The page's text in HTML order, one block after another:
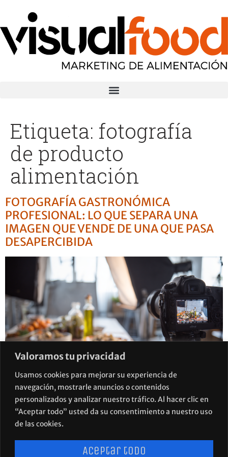
Valoramos tu privacidad
Usamos cookies para mejorar su experiencia de
navegación, mostrarle anuncios o contenidos
personalizados y analizar nuestro tráfico. Al hacer clic en
“Aceptar todo” usted da su consentimiento a nuestro uso
de las cookies.
Aceptar todo
Etiqueta: fotografía
de producto
alimentación
FOTOGRAFÍA GASTRONÓMICA
PROFESIONAL: LO QUE SEPARA UNA
IMAGEN QUE VENDE DE UNA QUE PASA
DESAPERCIBIDA
Una buena foto de tu producto alimentario puede
multiplicar tus ventas. Una mala puede hundirlas.
Descubre qué hace que una fotografía gastronómica
funcione.